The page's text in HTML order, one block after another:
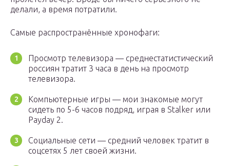
делали, а время потратили.
Самые распространённые хронофаги:
Просмотр телевизора — среднестатистический
россиян тратит 3 часа в день на просмотр
телевизора.
Компьютерные игры — мои знакомые могут
сидеть по 5-6 часов подряд, играя в Stalker или
Payday 2.
Социальные сети — средний человек тратит в
соцсетях 5 лет своей жизни.